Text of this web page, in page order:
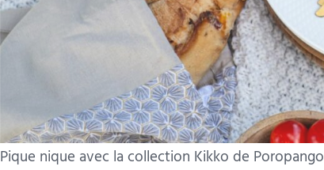
Pique nique avec la collection Kikko de Poropango